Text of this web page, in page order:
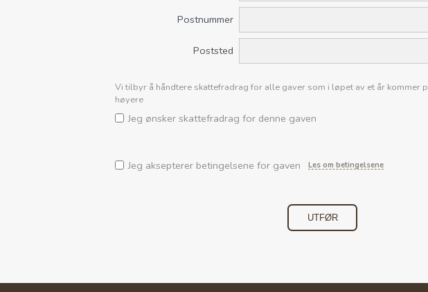
Postnummer
Poststed
Vi tilbyr å håndtere skattefradrag for alle gaver som i løpet av et år kommer
høyere
Jeg ønsker skattefradrag for denne gaven
Jeg aksepterer betingelsene for gaven Les om betingelsene